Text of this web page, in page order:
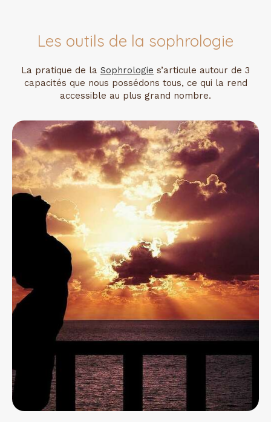
Les outils de la sophrologie
La pratique de la Sophrologie s’articule autour de 3
capacités que nous possédons tous, ce qui la rend
accessible au plus grand nombre.